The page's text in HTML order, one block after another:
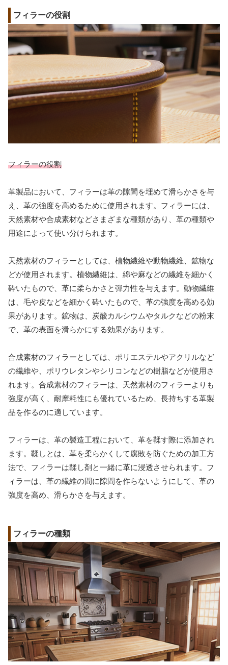
フィラーの役割
フィラーの役割
革製品において、フィラーは革の隙間を埋めて滑らかさを与
え、革の強度を高めるために使用されます。フィラーには、
天然素材や合成素材などさまざまな種類があり、革の種類や
用途によって使い分けられます。
天然素材のフィラーとしては、植物繊維や動物繊維、鉱物な
どが使用されます。植物繊維は、綿や麻などの繊維を細かく
砕いたもので、革に柔らかさと弾力性を与えます。動物繊維
は、毛や皮などを細かく砕いたもので、革の強度を高める効
果があります。鉱物は、炭酸カルシウムやタルクなどの粉末
で、革の表面を滑らかにする効果があります。
合成素材のフィラーとしては、ポリエステルやアクリルなど
の繊維や、ポリウレタンやシリコンなどの樹脂などが使用さ
れます。合成素材のフィラーは、天然素材のフィラーよりも
強度が高く、耐摩耗性にも優れているため、長持ちする革製
品を作るのに適しています。
フィラーは、革の製造工程において、革を鞣す際に添加され
ます。鞣しとは、革を柔らかくして腐敗を防ぐための加工方
法で、フィラーは鞣し剤と一緒に革に浸透させられます。フ
ィラーは、革の繊維の間に隙間を作らないようにして、革の
強度を高め、滑らかさを与えます。
フィラーの種類